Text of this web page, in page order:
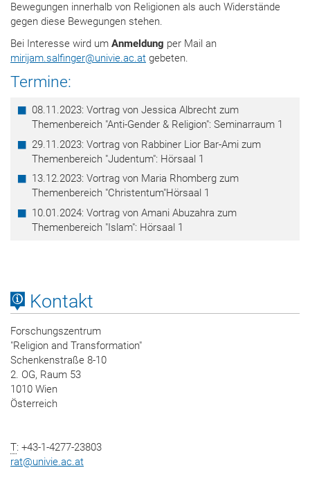
Bewegungen innerhalb von Religionen als auch Widerstände
gegen diese Bewegungen stehen.
Bei Interesse wird um Anmeldung per Mail an
mirijam.salfinger@univie.ac.at gebeten.
Termine:
08.11.2023: Vortrag von Jessica Albrecht zum
Themenbereich "Anti-Gender & Religion": Seminarraum 1
29.11.2023: Vortrag von Rabbiner Lior Bar-Ami zum
Themenbereich "Judentum": Hörsaal 1
13.12.2023: Vortrag von Maria Rhomberg zum
Themenbereich "Christentum"Hörsaal 1
10.01.2024: Vortrag von Amani Abuzahra zum
Themenbereich "Islam": Hörsaal 1
Kontakt
Forschungszentrum
"Religion and Transformation"
Schenkenstraße 8-10
2. OG, Raum 53
1010 Wien
Österreich
T: +43-1-4277-23803
rat@univie.ac.at